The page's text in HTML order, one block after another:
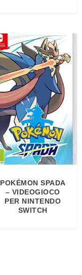
POKÉMON SPADA
– VIDEOGIOCO
PER NINTENDO
SWITCH